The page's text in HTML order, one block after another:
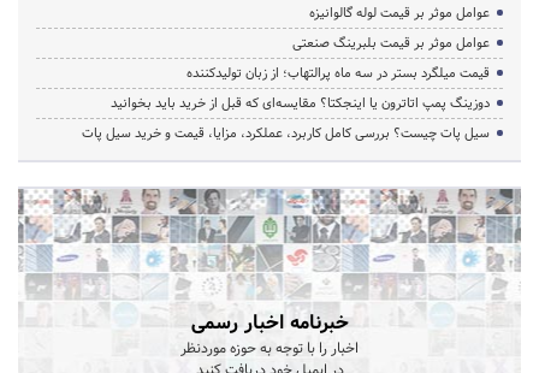
عوامل موثر بر قیمت لوله گالوانیزه
عوامل موثر بر قیمت بلبرینگ صنعتی
قیمت میلگرد بستر در سه ماه پرالتهاب؛ از زبان تولیدکننده
دوزینگ پمپ اتاترون یا اینجکتا؟ مقایسه‌ای که قبل از خرید باید بخوانید
سیل پات چیست؟ بررسی کامل کاربرد، عملکرد، مزایا، قیمت و خرید سیل پات
خبرنامه اخبار رسمی
اخبار را با توجه به حوزه موردنظر